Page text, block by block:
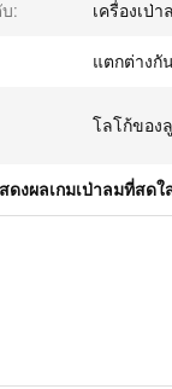
: เครื่องเป่
แตกต่างกั
โลโก้ของ
ดงผลเกมเป่าลมที่สดใ